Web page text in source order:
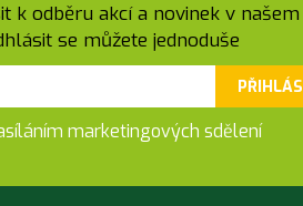
k odběru akcí a novinek v našem
se můžete jednoduše
marketingových sdělení